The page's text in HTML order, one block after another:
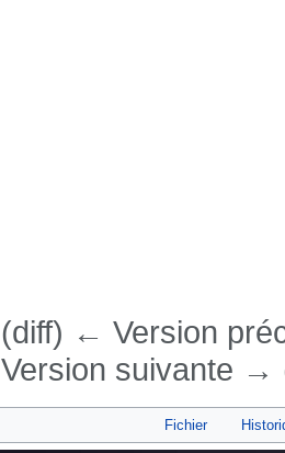
(diff) ← Version
Version suivante →
Fichier